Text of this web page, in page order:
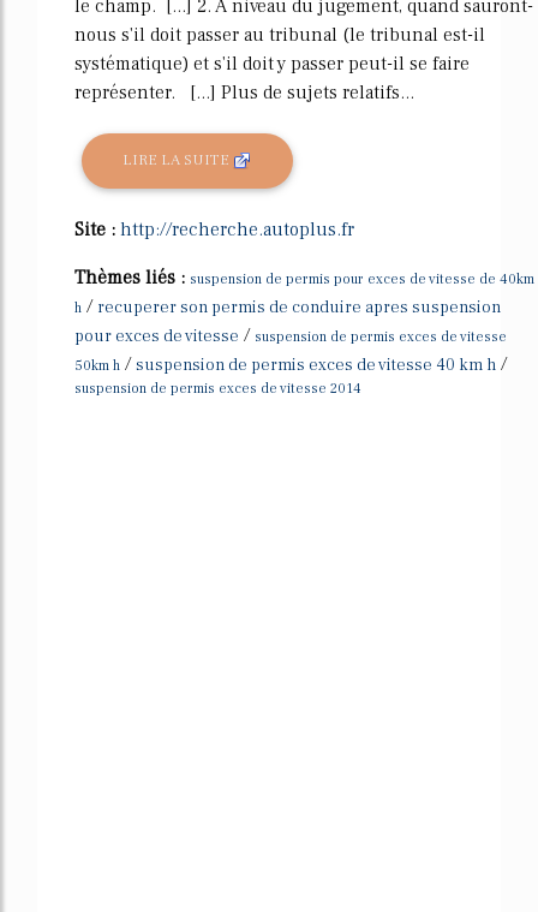
le champ. [...] 2. A niveau du jugement, quand sauront-
nous s'il doit passer au tribunal (le tribunal est-il
systématique) et s'il doit y passer peut-il se faire
représenter. [...] Plus de sujets relatifs...
LIRE LA SUITE
Site : http://recherche.autoplus.fr
Thèmes liés : suspension de permis pour exces de vitesse de 40km
h / recuperer son permis de conduire apres suspension
pour exces de vitesse / suspension de permis exces de vitesse
50km h /suspension de permis exces de vitesse 40 km h /
suspension de permis exces de vitesse 2014